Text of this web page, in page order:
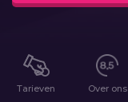
Tarieven Over ons